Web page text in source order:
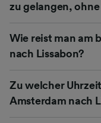
zu gelangen,
Wie reist man am
nach Lissabon?
Zu welcher
Amsterdam nach